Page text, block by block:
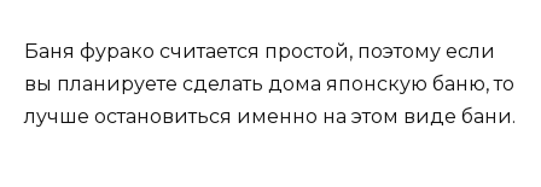
Баня фурако считается простой, поэтому если
вы планируете сделать дома японскую баню, то
лучше остановиться именно на этом виде бани.